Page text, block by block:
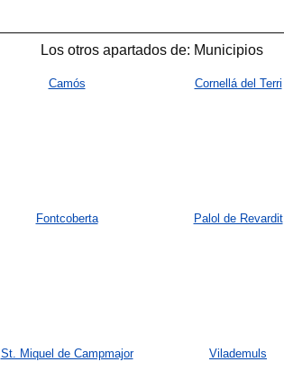
Los otros apartados de: Municipios
Camós Cornellá del Terri
Fontcoberta Palol de Revardit
St. Miquel de Campmajor Vilademuls